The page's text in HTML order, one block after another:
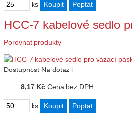
ks
HCC-7 kabelové sedlo
Porovnat produkty
Dostupnost Na dotaz i
8,17 Kč Cena bez DPH
ks